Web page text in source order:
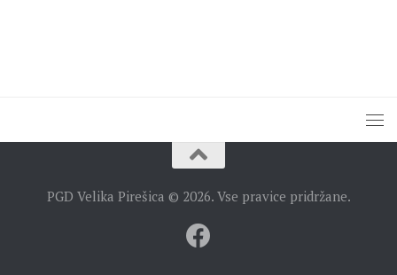
PGD Velika Pirešica © 2026. Vse pravice pridržane.